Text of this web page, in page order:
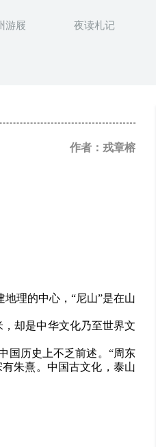
游屐 夜读札记
作者：戎章榕
理的中心，“尼山”是在山
却是中华文化乃至世界文
国历史上不乏前述。“周东
朱熹。中国古文化，泰山